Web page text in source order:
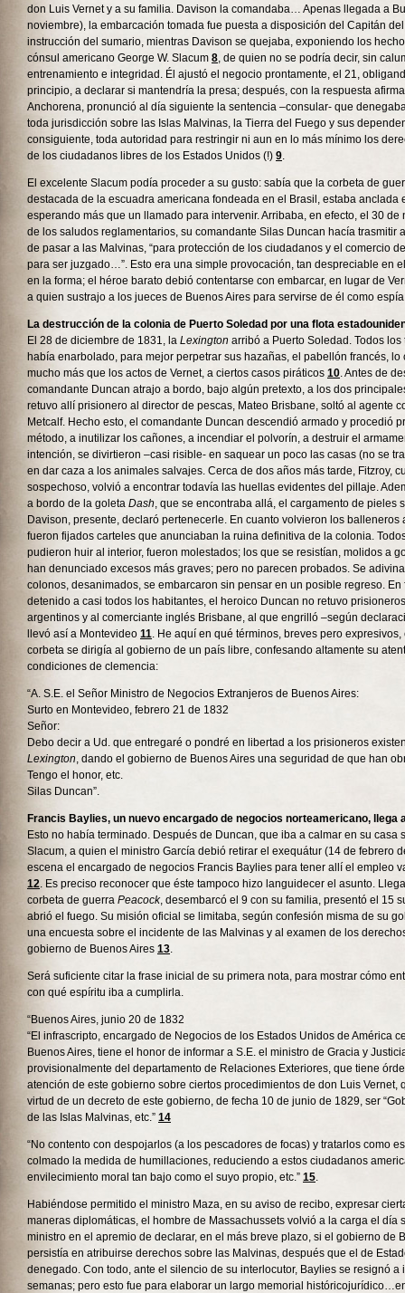
don Luis Vernet y a su familia. Davison la comandaba… Apenas llegada a
noviembre), la embarcación tomada fue puesta a disposición del Capitán
instrucción del sumario, mientras Davison se quejaba, exponiendo los
cónsul americano George W. Slacum 8, de quien no se podría decir, sin
entrenamiento e integridad. Él ajustó el negocio prontamente, el 21,
principio, a declarar si mantendría la presa; después, con la respuesta
Anchorena, pronunció al día siguiente la sentencia –consular- que
toda jurisdicción sobre las Islas Malvinas, la Tierra del Fuego y sus
consiguiente, toda autoridad para restringir ni aun en lo más mínimo los
de los ciudadanos libres de los Estados Unidos (!) 9.
El excelente Slacum podía proceder a su gusto: sabía que la corbeta de
destacada de la escuadra americana fondeada en el Brasil, estaba anclada
esperando más que un llamado para intervenir. Arribaba, en efecto, el 30 de
de los saludos reglamentarios, su comandante Silas Duncan hacía trasmitir
de pasar a las Malvinas, “para protección de los ciudadanos y el comercio
para ser juzgado…”. Esto era una simple provocación, tan despreciable en
en la forma; el héroe barato debió contentarse con embarcar, en lugar de
a quien sustrajo a los jueces de Buenos Aires para servirse de él como
La destrucción de la colonia de Puerto Soledad por una flota
El 28 de diciembre de 1831, la Lexington arribó a Puerto Soledad. Todos
había enarbolado, para mejor perpetrar sus hazañas, el pabellón francés, lo
mucho más que los actos de Vernet, a ciertos casos piráticos 10. Antes de
comandante Duncan atrajo a bordo, bajo algún pretexto, a los dos
retuvo allí prisionero al director de pescas, Mateo Brisbane, soltó al agente
Metcalf. Hecho esto, el comandante Duncan descendió armado y procedió
método, a inutilizar los cañones, a incendiar el polvorín, a destruir el
intención, se divirtieron –casi risible- en saquear un poco las casas (no se
en dar caza a los animales salvajes. Cerca de dos años más tarde, Fitzroy,
sospechoso, volvió a encontrar todavía las huellas evidentes del pillaje.
a bordo de la goleta Dash, que se encontraba allá, el cargamento de pieles
Davison, presente, declaró pertenecerle. En cuanto volvieron los balleneros
fueron fijados carteles que anunciaban la ruina definitiva de la colonia.
pudieron huir al interior, fueron molestados; los que se resistían, molidos a
han denunciado excesos más graves; pero no parecen probados. Se
colonos, desanimados, se embarcaron sin pensar en un posible regreso.
detenido a casi todos los habitantes, el heroico Duncan no retuvo
argentinos y al comerciante inglés Brisbane, al que engrilló –según
llevó así a Montevideo 11. He aquí en qué términos, breves pero
corbeta se dirigía al gobierno de un país libre, confesando altamente su
condiciones de clemencia:
“A. S.E. el Señor Ministro de Negocios Extranjeros de Buenos Aires:
Surto en Montevideo, febrero 21 de 1832
Señor:
Debo decir a Ud. que entregaré o pondré en libertad a los prisioneros
Lexington, dando el gobierno de Buenos Aires una seguridad de que han
Tengo el honor, etc.
Silas Duncan”.
Francis Baylies, un nuevo encargado de negocios norteamericano, llega
Esto no había terminado. Después de Duncan, que iba a calmar en su casa
Slacum, a quien el ministro García debió retirar el exequátur (14 de febrero
escena el encargado de negocios Francis Baylies para tener allí el empleo
12. Es preciso reconocer que éste tampoco hizo languidecer el asunto.
corbeta de guerra Peacock, desembarcó el 9 con su familia, presentó el 15
abrió el fuego. Su misión oficial se limitaba, según confesión misma de su
una encuesta sobre el incidente de las Malvinas y al examen de los
gobierno de Buenos Aires 13.
Será suficiente citar la frase inicial de su primera nota, para mostrar cómo
con qué espíritu iba a cumplirla.
“Buenos Aires, junio 20 de 1832
“El infrascripto, encargado de Negocios de los Estados Unidos de América
Buenos Aires, tiene el honor de informar a S.E. el ministro de Gracia y
provisionalmente del departamento de Relaciones Exteriores, que tiene
atención de este gobierno sobre ciertos procedimientos de don Luis Vernet,
virtud de un decreto de este gobierno, de fecha 10 de junio de 1829, ser
de las Islas Malvinas, etc.” 14
“No contento con despojarlos (a los pescadores de focas) y tratarlos como
colmado la medida de humillaciones, reduciendo a estos ciudadanos
envilecimiento moral tan bajo como el suyo propio, etc.” 15.
Habiéndose permitido el ministro Maza, en su aviso de recibo, expresar
maneras diplomáticas, el hombre de Massachussets volvió a la carga el día
ministro en el apremio de declarar, en el más breve plazo, si el gobierno de
persistía en atribuirse derechos sobre las Malvinas, después que el de
denegado. Con todo, ante el silencio de su interlocutor, Baylies se resignó a
semanas; pero esto fue para elaborar un largo memorial